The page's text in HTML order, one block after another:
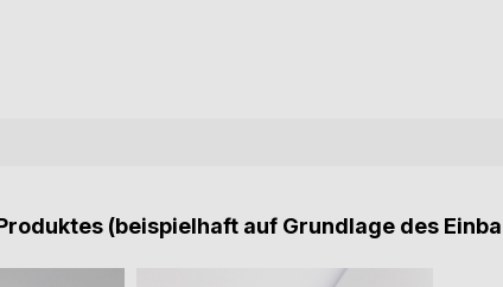
(beispielhaft auf Grundlage des